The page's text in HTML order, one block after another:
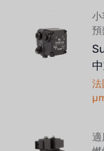
小
預
法